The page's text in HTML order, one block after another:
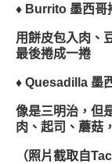
♦ Burrito 墨西哥
用餅皮包入肉、
最後捲成一捲
♦ Quesadilla 墨
像是三明治，但
肉、起司、蘑菇
（照片截取自